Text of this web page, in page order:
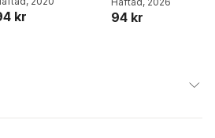
kr 94 kr